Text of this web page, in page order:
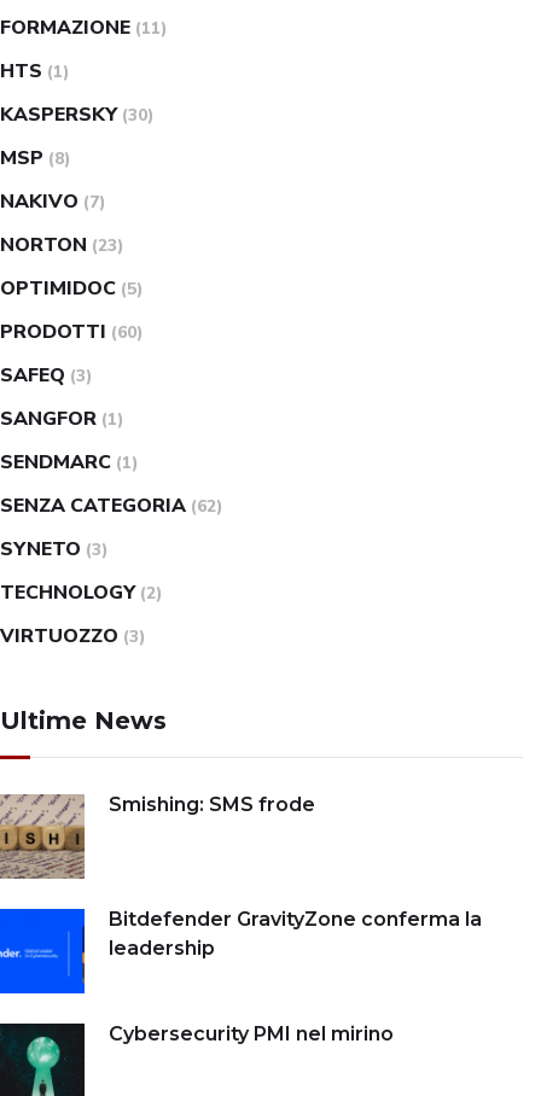
FORMAZIONE (11)
HTS (1)
KASPERSKY (30)
MSP (8)
NAKIVO (7)
NORTON (23)
OPTIMIDOC (5)
PRODOTTI (60)
SAFEQ (3)
SANGFOR (1)
SENDMARC (1)
SENZA CATEGORIA (62)
SYNETO (3)
TECHNOLOGY (2)
VIRTUOZZO (3)
Ultime News
Smishing: SMS frode
Bitdefender GravityZone conferma la
leadership
Cybersecurity PMI nel mirino